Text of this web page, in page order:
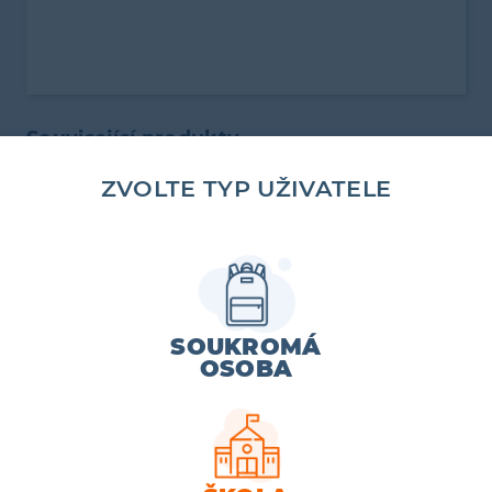
Související produkty
ZVOLTE TYP UŽIVATELE
SOUKROMÁ
OSOBA